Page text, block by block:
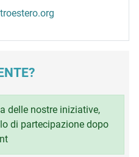
delle nostre iniziative,
di partecipazione dopo